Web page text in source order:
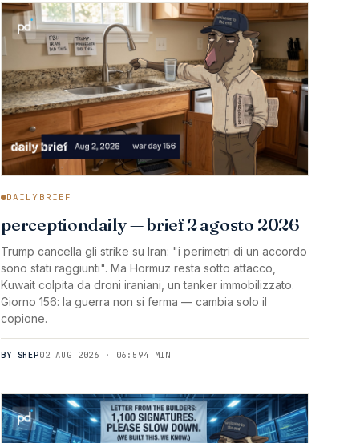
DAILYBRIEF
perceptiondaily — brief 2 agosto 2026
Trump cancella gli strike su Iran: "i perimetri di un accordo
sono stati raggiunti". Ma Hormuz resta sotto attacco,
Kuwait colpita da droni iraniani, un tanker immobilizzato.
Giorno 156: la guerra non si ferma — cambia solo il
copione.
BY SHEP02 AUG 2026 · 06:594 MIN